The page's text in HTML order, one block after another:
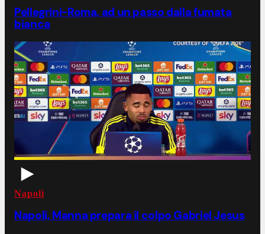
Pellegrini-Roma, ad un passo dalla fumata
bianca
Napoli
Napoli, Manna prepara il colpo Gabriel Jesus